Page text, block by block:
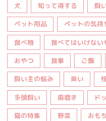
犬 知って得する 飼
ペット用品 ペットの気持
食べ物 食べてはいけない
おやつ 食事 ご飯
飼い主の悩み 臭い
多頭飼い 歯磨き ド
猫の特集 野菜 おも